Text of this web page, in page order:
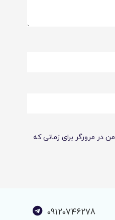
در مرورگر برای زمانی که
09120746278